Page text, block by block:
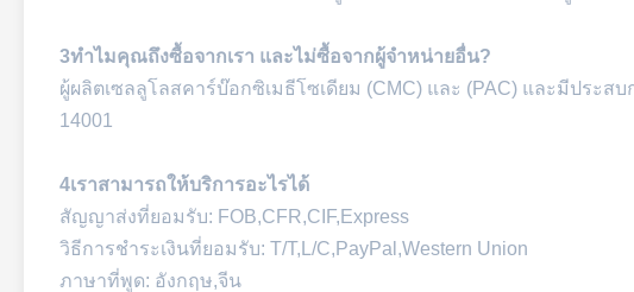
3ทําไมคุณถึงซื้อจากเรา และไม่ซื้อจากผู้จําหน่ายอื่น?
ผู้ผลิตเซลลูโลสคาร์บ๊อกซิเมธีโซเดียม (CMC) และ (PAC) และมีประ
14001
4เราสามารถให้บริการอะไรได้
สัญญาส่งที่ยอมรับ: FOB,CFR,CIF,Express
วิธีการชําระเงินที่ยอมรับ: T/T,L/C,PayPal,Western Union
ภาษาที่พูด: อังกฤษ,จีน